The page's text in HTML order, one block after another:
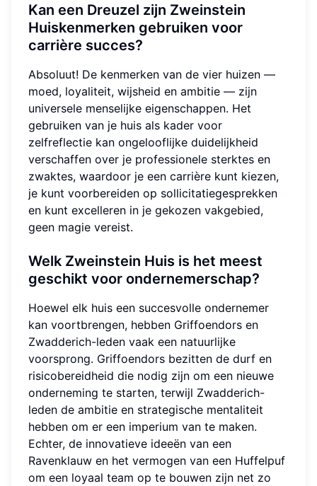
Kan een Dreuzel zijn Zweinstein
Huiskenmerken gebruiken voor
carrière succes?
Absoluut! De kenmerken van de vier huizen —
moed, loyaliteit, wijsheid en ambitie — zijn
universele menselijke eigenschappen. Het
gebruiken van je huis als kader voor
zelfreflectie kan ongelooflijke duidelijkheid
verschaffen over je professionele sterktes en
zwaktes, waardoor je een carrière kunt kiezen,
je kunt voorbereiden op sollicitatiegesprekken
en kunt excelleren in je gekozen vakgebied,
geen magie vereist.
Welk Zweinstein Huis is het meest
geschikt voor ondernemerschap?
Hoewel elk huis een succesvolle ondernemer
kan voortbrengen, hebben Griffoendors en
Zwadderich-leden vaak een natuurlijke
voorsprong. Griffoendors bezitten de durf en
risicobereidheid die nodig zijn om een nieuwe
onderneming te starten, terwijl Zwadderich-
leden de ambitie en strategische mentaliteit
hebben om er een imperium van te maken.
Echter, de innovatieve ideeën van een
Ravenklauw en het vermogen van een Huffelpuf
om een loyaal team op te bouwen zijn net zo